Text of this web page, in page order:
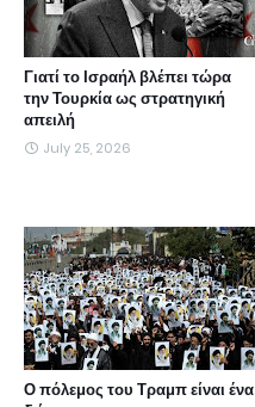
Γιατί το Ισραήλ βλέπει τώρα
την Τουρκία ως στρατηγική
απειλή
July 25, 2026
Ο πόλεμος του Τραμπ είναι ένα